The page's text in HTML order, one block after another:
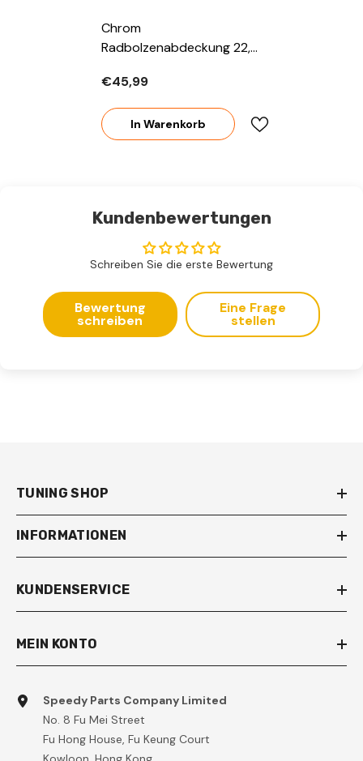
Chrom
Radbolzenabdeckung 22,5"
Radkappen Für Mercedes
Benz Axor Actros
€45,99
In Warenkorb
Kundenbewertungen
Schreiben Sie die erste Bewertung
Bewertung
schreiben
Eine Frage
stellen
TUNING SHOP
INFORMATIONEN
KUNDENSERVICE
MEIN KONTO
Speedy Parts Company Limited
No. 8 Fu Mei Street
Fu Hong House, Fu Keung Court